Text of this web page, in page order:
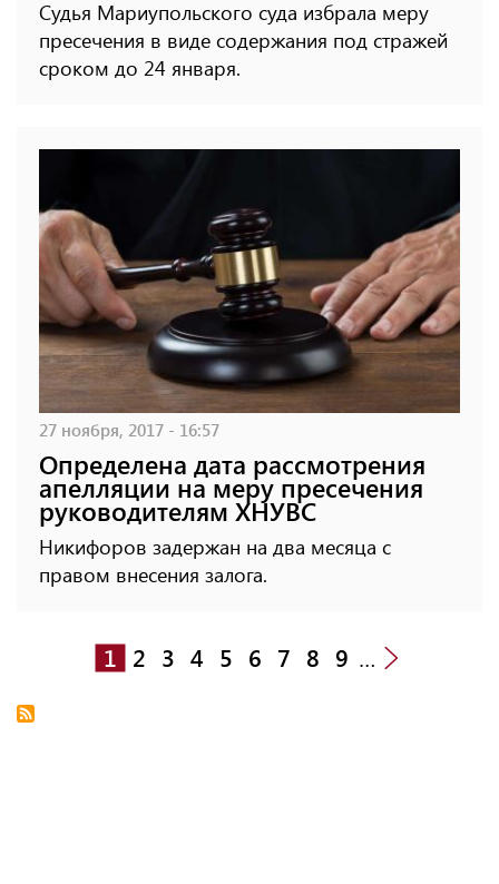
Судья Мариупольского суда избрала меру
пресечения в виде содержания под стражей
сроком до 24 января.
27 ноября, 2017 - 16:57
Определена дата рассмотрения
апелляции на меру пресечения
руководителям ХНУВС
Никифоров задержан на два месяца с
правом внесения залога.
1 2 3 4 5 6 7 8 9 …